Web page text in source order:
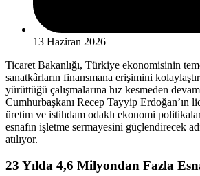
13 Haziran 2026
Ticaret Bakanlığı, Türkiye ekonomisinin
sanatkârların finansmana erişimini
yürüttüğü çalışmalarına hız kesmeden
Cumhurbaşkanı Recep Tayyip Erdoğan’ın
üretim ve istihdam odaklı ekonomi
esnafın işletme sermayesini güçlendirecek
atılıyor.
23 Yılda 4,6 Milyondan Fazla